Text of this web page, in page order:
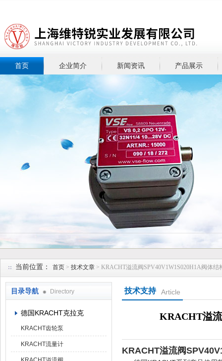
上海维特锐实业发展有限公司
首页 企业简介 新闻资讯 产品展示
当前位置： 首页 > 技术文章 > KRACHT溢流阀SPV40V1W1S020H1A阀体结
目录导航 Directory
德国KRACHT克拉克
KRACHT齿轮泵
KRACHT流量计
技术支持 Article
KRACHT溢
KRACHT溢流阀